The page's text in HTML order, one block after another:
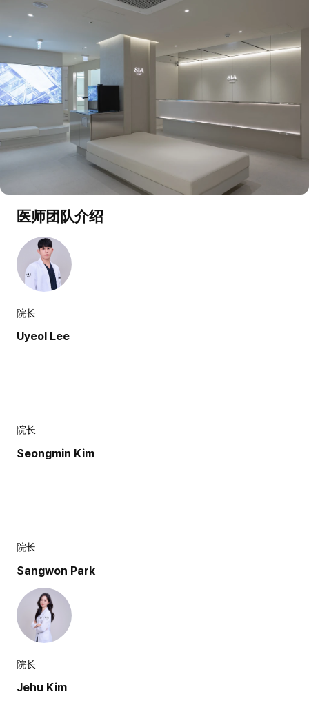
医师团队介绍
院长
Uyeol Lee
院长
Seongmin Kim
院长
Sangwon Park
院长
Jehu Kim